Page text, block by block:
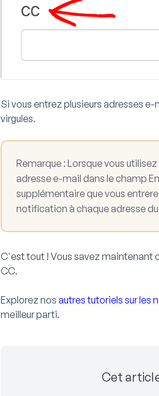
Si vous entrez plusieurs adresses
virgules.
Remarque : Lorsque vous
adresse e-mail dans le champ
supplémentaire que vous
notification à chaque adresse
C'est tout ! Vous savez maintenant
CC.
Explorez nos autres tutoriels sur les
meilleur parti.
Cet